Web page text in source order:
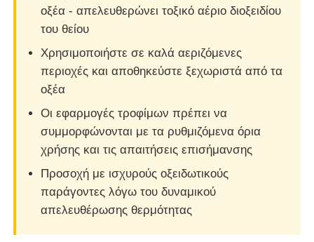
οξέα - απελευθερώνει τοξικό αέριο διοξειδίου
του θείου
Χρησιμοποιήστε σε καλά αεριζόμενες
περιοχές και αποθηκεύστε ξεχωριστά από τα
οξέα
Οι εφαρμογές τροφίμων πρέπει να
συμμορφώνονται με τα ρυθμιζόμενα όρια
χρήσης και τις απαιτήσεις επισήμανσης
Προσοχή με ισχυρούς οξειδωτικούς
παράγοντες λόγω του δυναμικού
απελευθέρωσης θερμότητας